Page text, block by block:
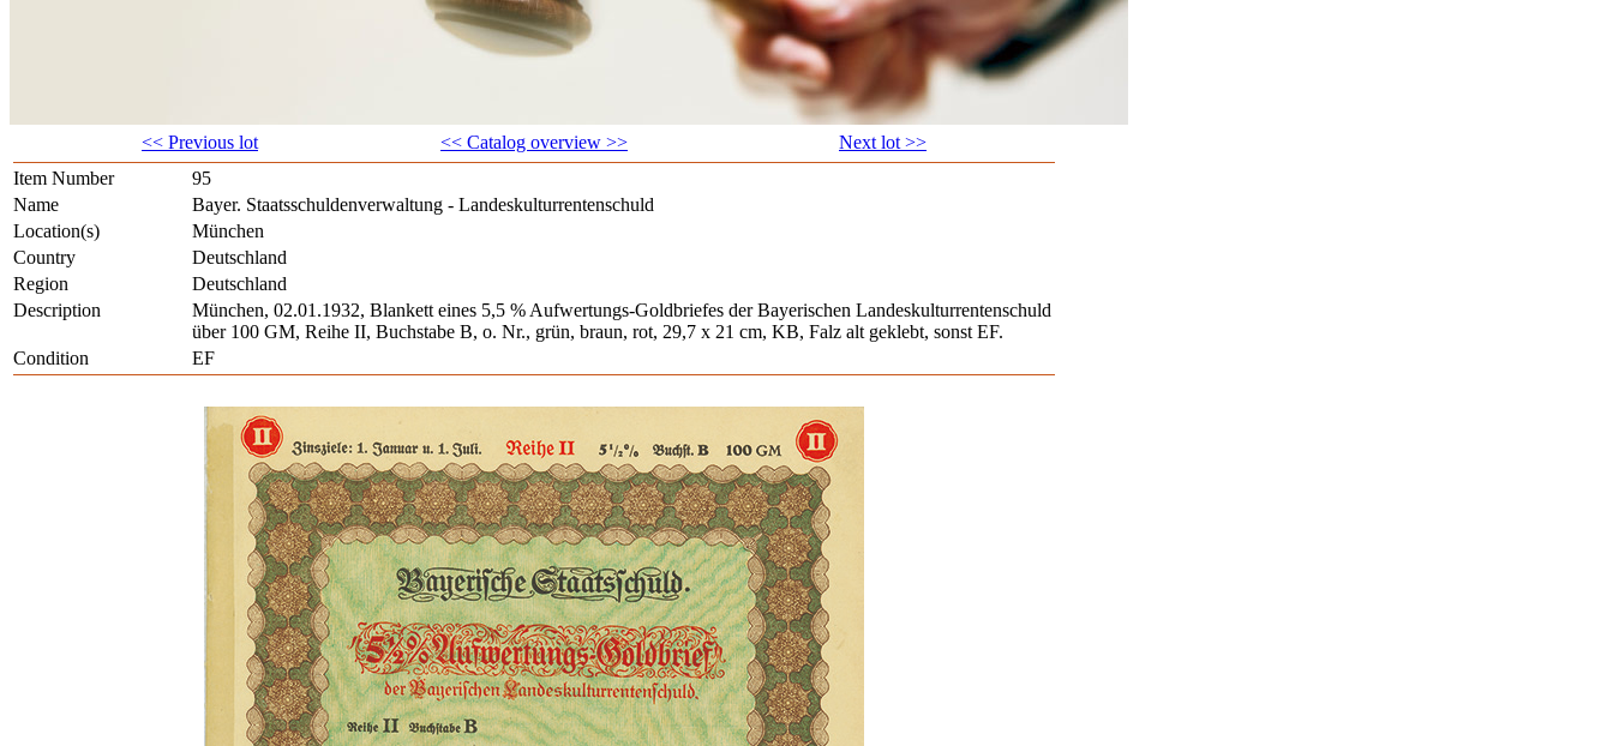
<< Previous lot << Catalog overview >>
Next lot >>
Item Number
95
Name
Bayer. Staatsschuldenverwaltung - Landeskulturrentenschuld
Location(s)
München
Country
Deutschland
Region
Deutschland
Description
München, 02.01.1932, Blankett eines 5,5 % Aufwertungs-Goldbriefes der Bayerischen Landeskulturrentenschuld
über 100 GM, Reihe II, Buchstabe B, o. Nr., grün, braun, rot, 29,7 x 21 cm, KB, Falz alt geklebt, sonst EF.
Condition
EF